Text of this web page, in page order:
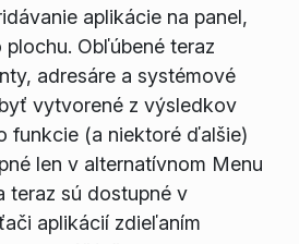
aplikácie na panel,
Obľúbené teraz
adresáre a systémové
vytvorené z výsledkov
funkcie (a niektoré ďalšie)
len v alternatívnom Menu
teraz sú dostupné v
aplikácií zdieľaním